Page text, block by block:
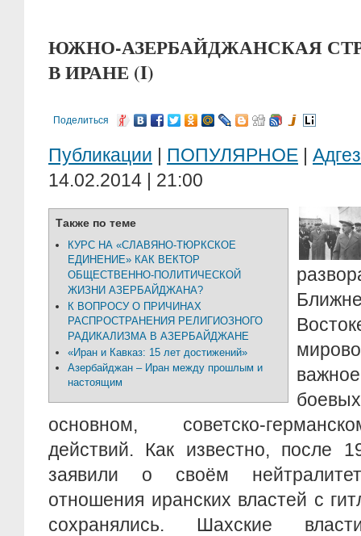
ЮЖНО-АЗЕРБАЙДЖАНСКАЯ
В ИРАНЕ (I)
Поделиться
Публикации | ПОПУЛЯРНОЕ |
14.02.2014 | 21:00
Также по теме
КУРС НА «СЛАВЯНО-ТЮРКСКОЕ
ЕДИНЕНИЕ» КАК ВЕКТОР
ОБЩЕСТВЕННО-ПОЛИТИЧЕСКОЙ
ЖИЗНИ АЗЕРБАЙДЖАНА?
К ВОПРОСУ О ПРИЧИНАХ
РАСПРОСТРАНЕНИЯ РЕЛИГИОЗНОГО
РАДИКАЛИЗМА В АЗЕРБАЙДЖАНЕ
«Иран и Кавказ: 15 лет достижений»
Азербайджан – Иран между прошлым и
настоящим
основном, советско-
действий. Как известно, после
заявили о своём
отношения иранских властей с
сохранялись. Шахские